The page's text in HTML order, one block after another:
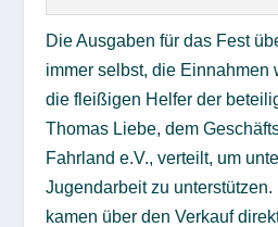
Die Ausgaben für das Fest
immer selbst, die Einnahmen
die fleißigen Helfer der
Thomas Liebe, dem
Fahrland e.V., verteilt, um
Jugendarbeit zu unterstützen.
kamen über den Verkauf